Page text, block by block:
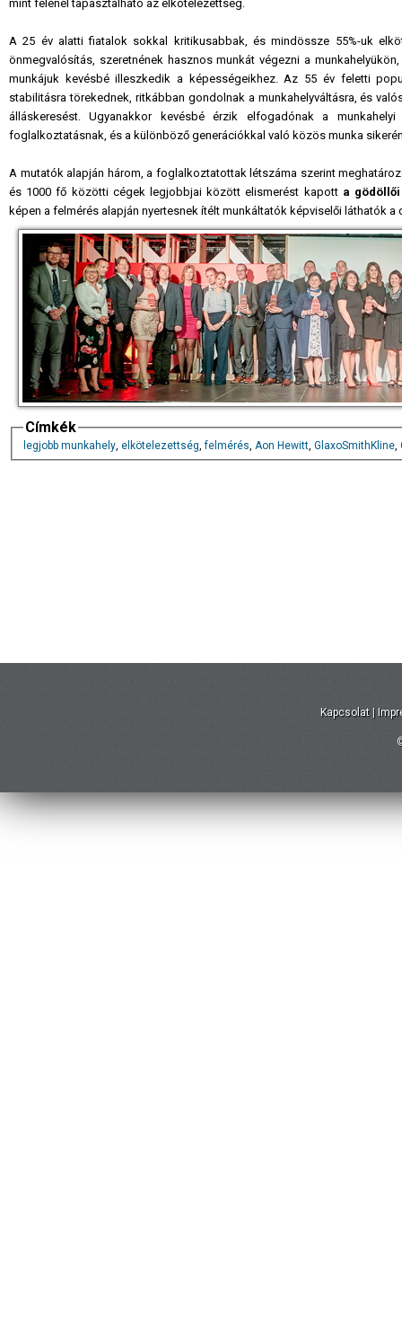
mint felénél tapasztalható az elkötelezettség.
A 25 év alatti fiatalok sokkal kritikusabbak, és mindössze 55%-uk
önmegvalósítás, szeretnének hasznos munkát végezni a
munkájuk kevésbé illeszkedik a képességeikhez. Az 55 év feletti
stabilitásra törekednek, ritkábban gondolnak a munkahelyváltásra, és
álláskeresést. Ugyanakkor kevésbé érzik elfogadónak a
foglalkoztatásnak, és a különböző generációkkal való közös munka
A mutatók alapján három, a foglalkoztatottak létszáma szerint
és 1000 fő közötti cégek legjobbjai között elismerést kapott a
képen a felmérés alapján nyertesnek ítélt munkáltatók képviselői láthatók
Címkék
legjobb munkahely, elkötelezettség,felmérés, Aon Hewitt, GlaxoSmithKline,
Kapcsolat |